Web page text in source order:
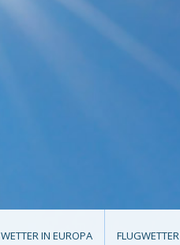
WETTER IN EUROPA FLUGWETTER